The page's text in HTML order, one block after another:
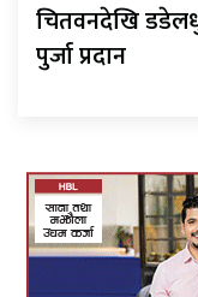
चितवनदेखि
पुर्जा प्रदान